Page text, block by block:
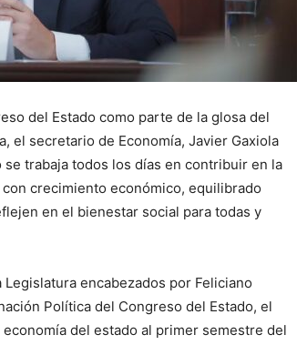
del Estado como parte de la glosa del
el secretario de Economía, Javier Gaxiola
trabaja todos los días en contribuir en la
crecimiento económico, equilibrado
en el bienestar social para todas y
encabezados por Feliciano
Política del Congreso del Estado, el
del estado al primer semestre del